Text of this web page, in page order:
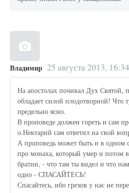
Владимир 25 августа 2013, 16:34
На апостолах почивал Дух Святой,
обладает силой плодотворной! Что
предельно ясно.
В проповеде должен гореть и сам
о.Нектарий сам ответил на свой
А проповедь может быть и в
про монаха, который умер и потом
братии, - что там ты видел и что
одно - СПАСАЙТЕСЬ!
Спасайтесь, ибо грехов у нас не